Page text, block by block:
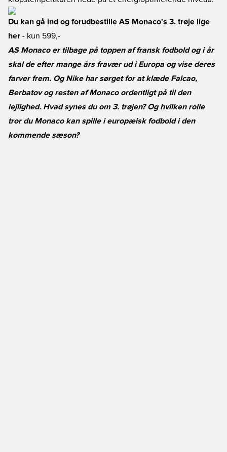
Du kan gå ind og forudbestille AS Monaco's 3. trøje lige
her - kun 599,-
AS Monaco er tilbage på toppen af fransk fodbold og i år
skal de efter mange års fravær ud i Europa og vise deres
farver frem. Og Nike har sørget for at klæde Falcao,
Berbatov og resten af Monaco ordentligt på til den
lejlighed. Hvad synes du om 3. trøjen? Og hvilken rolle
tror du Monaco kan spille i europæisk fodbold i den
kommende sæson?